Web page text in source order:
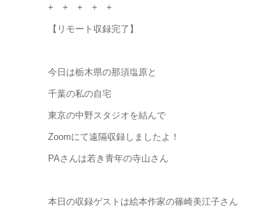
+ + + + +
【リモート収録完了】
今日は栃木県の那須塩原と
千葉の私の自宅
東京の中野スタジオを結んで
Zoomにて遠隔収録しましたよ！
PAさんは若き青年の寺山さん
本日の収録ゲストは絵本作家の篠崎美江子さん